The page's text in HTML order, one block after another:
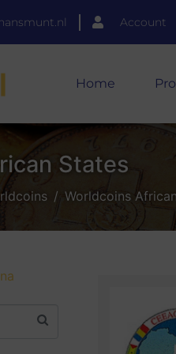
Account
Home
States
Worldcoins